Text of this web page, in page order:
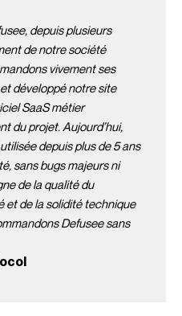
depuis plusieurs
de notre société
vivement ses
développé notre site
SaaS métier
du projet. Aujourd’hui,
depuis plus de 5 ans
sans bugs majeurs ni
de la qualité du
et de la solidité technique
Defusee sans